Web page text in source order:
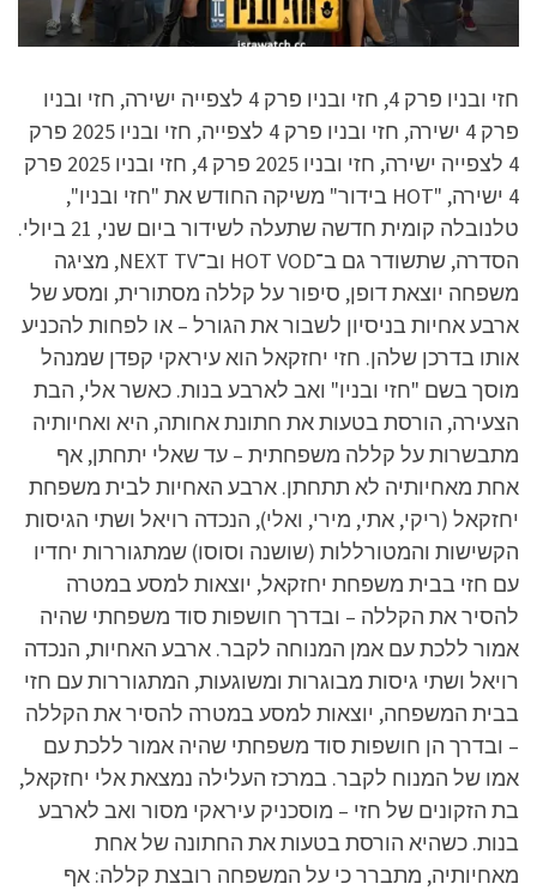
חזי ובניו פרק 4, חזי ובניו פרק 4 לצפייה ישירה, חזי ובניו
פרק 4 ישירה, חזי ובניו פרק 4 לצפייה, חזי ובניו 2025 פרק
4 לצפייה ישירה, חזי ובניו 2025 פרק 4, חזי ובניו 2025 פרק
4 ישירה, "HOT בידור" משיקה החודש את "חזי ובניו",
טלנובלה קומית חדשה שתעלה לשידור ביום שני, 21 ביולי.
הסדרה, שתשודר גם ב־HOT VOD וב־NEXT TV, מציגה
משפחה יוצאת דופן, סיפור על קללה מסתורית, ומסע של
ארבע אחיות בניסיון לשבור את הגורל – או לפחות להכניע
אותו בדרכן שלהן. חזי יחזקאל הוא עיראקי קפדן שמנהל
מוסך בשם "חזי ובניו" ואב לארבע בנות. כאשר אלי, הבת
הצעירה, הורסת בטעות את חתונת אחותה, היא ואחיותיה
מתבשרות על קללה משפחתית – עד שאלי יתחתן, אף
אחת מאחיותיה לא תתחתן. ארבע האחיות לבית משפחת
יחזקאל (ריקי, אתי, מירי, ואלי), הנכדה רויאל ושתי הגיסות
הקשישות והמטורללות (שושנה וסוסו) שמתגוררות יחדיו
עם חזי בבית משפחת יחזקאל, יוצאות למסע במטרה
להסיר את הקללה – ובדרך חושפות סוד משפחתי שהיה
אמור ללכת עם אמן המנוחה לקבר. ארבע האחיות, הנכדה
רויאל ושתי גיסות מבוגרות ומשוגעות, המתגוררות עם חזי
בבית המשפחה, יוצאות למסע במטרה להסיר את הקללה
– ובדרך הן חושפות סוד משפחתי שהיה אמור ללכת עם
אמו של המנוח לקבר. במרכז העלילה נמצאת אלי יחזקאל,
בת הזקונים של חזי – מוסכניק עיראקי מסור ואב לארבע
בנות. כשהיא הורסת בטעות את החתונה של אחת
מאחיותיה, מתברר כי על המשפחה רובצת קללה: אף